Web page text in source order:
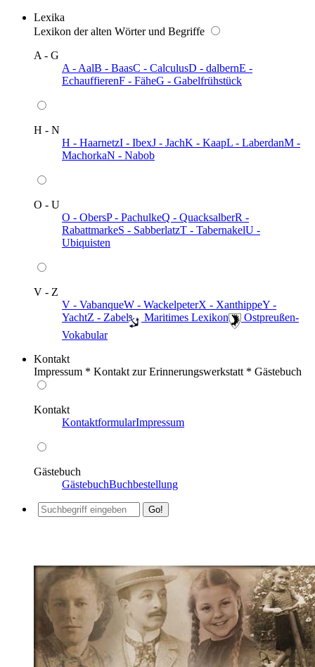
Lexika
Lexikon der alten Wörter und Begriffe
A - G
A - AalB - BaasC - CalculusD - dalbernE -
EchauffierenF - FäheG - Gabelfrühstück
H - N
H - HaarnetzI - IbexJ - JachK - KaapL - LaberdanM -
MachorkaN - Nabob
O - U
O - ObersP - PachulkeQ - QuacksalberR -
RabattmarkeS - SabberlatzT - TabernakelU -
Ubiquisten
V - Z
V - VabanqueW - WackelpeterX - XanthippeY -
YachtZ - Zabel ️ Maritimes Lexikon
️ Ostpreußen-
Vokabular
Kontakt
Impressum * Kontakt zur Erinnerungswerkstatt * Gästebuch
Kontakt
KontaktformularImpressum
Gästebuch
GästebuchBuchbestellung